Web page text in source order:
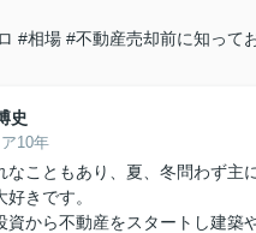
#相場 #不動産売却前に知って
史
10年
なこともあり、夏、冬問わず主
きです。
資から不動産をスタートし建築